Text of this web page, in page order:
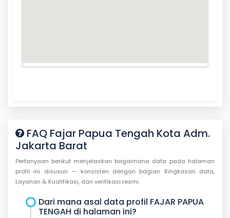
FAQ Fajar Papua Tengah Kota Adm.
Jakarta Barat
Pertanyaan berikut menjelaskan bagaimana data pada halaman
profil ini disusun — konsisten dengan bagian Ringkasan data,
Layanan & Kualifikasi, dan verifikasi resmi.
Dari mana asal data profil FAJAR PAPUA
TENGAH di halaman ini?